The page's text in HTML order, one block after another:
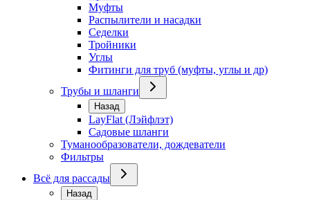
Муфты
Распылители и насадки
Седелки
Тройники
Углы
Фитинги для труб (муфты, углы и др)
Трубы и шланги
Назад
LayFlat (Лэйфлэт)
Садовые шланги
Туманообразователи, дождеватели
Фильтры
Всё для рассады
Назад